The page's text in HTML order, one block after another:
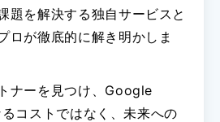
題を解決する独自サービスと
ロが徹底的に解き明かしま
ナーを見つけ、Google
コストではなく、未来への